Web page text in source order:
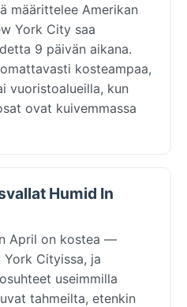
määrittelee Amerikan
York City saa
9 päivän aikana.
kosteampaa,
vuoristoalueilla, kun
ovat kuivemmassa
Humid In
April on kostea —
York Cityissa, ja
useimmilla
tahmeilta, etenkin